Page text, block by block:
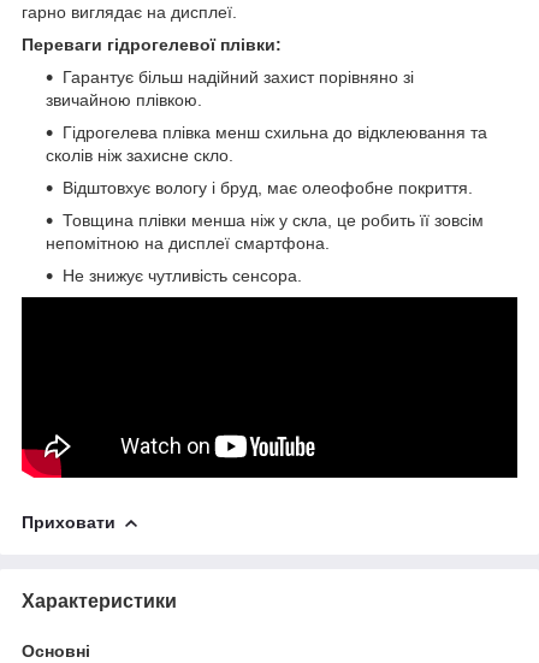
гарно виглядає на дисплеї.
Переваги гідрогелевої плівки:
Гарантує більш надійний захист порівняно зі
звичайною плівкою.
Гідрогелева плівка менш схильна до відклеювання та
сколів ніж захисне скло.
Відштовхує вологу і бруд, має олеофобне покриття.
Товщина плівки менша ніж у скла, це робить її зовсім
непомітною на дисплеї смартфона.
Не знижує чутливість сенсора.
Приховати
Характеристики
Основні